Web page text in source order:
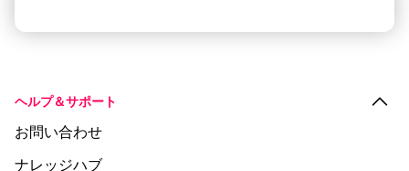
ヘルプ＆サポート
お問い合わせ
ナレッジハブ